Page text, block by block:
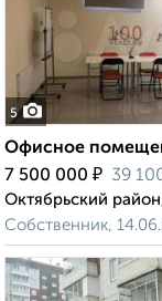
5
Офисное
7 500 000 ₽ 39
Октябрьский
Собственник,